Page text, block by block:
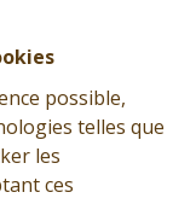
possible,
telles que
les
ces